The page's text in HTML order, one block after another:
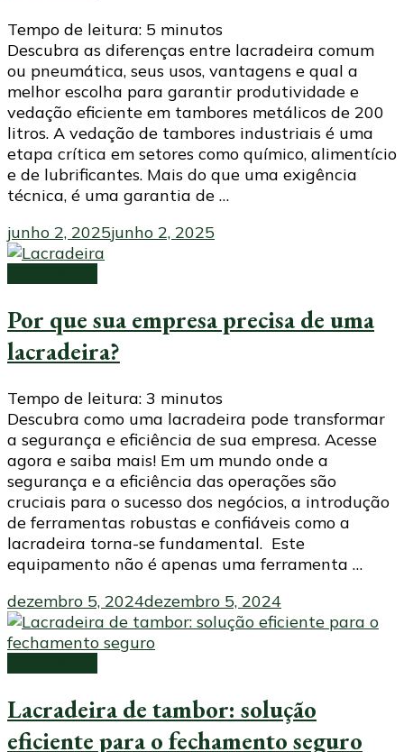
Tempo de leitura: 5 minutos
Descubra as diferenças entre lacradeira comum
ou pneumática, seus usos, vantagens e qual a
melhor escolha para garantir produtividade e
vedação eficiente em tambores metálicos de 200
litros. A vedação de tambores industriais é uma
etapa crítica em setores como químico, alimentício
e de lubrificantes. Mais do que uma exigência
técnica, é uma garantia de …
junho 2, 2025junho 2, 2025
Por que sua empresa precisa de uma
lacradeira?
Tempo de leitura: 3 minutos
Descubra como uma lacradeira pode transformar
a segurança e eficiência de sua empresa. Acesse
agora e saiba mais! Em um mundo onde a
segurança e a eficiência das operações são
cruciais para o sucesso dos negócios, a introdução
de ferramentas robustas e confiáveis como a
lacradeira torna-se fundamental. Este
equipamento não é apenas uma ferramenta …
dezembro 5, 2024dezembro 5, 2024
Lacradeira de tambor: solução
eficiente para o fechamento seguro